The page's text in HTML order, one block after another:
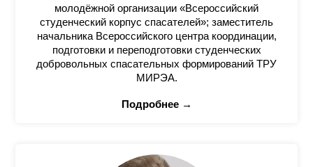
молодёжной организации «Всероссийский
студенческий корпус спасателей»; заместитель
начальника Всероссийского центра координации,
подготовки и переподготовки студенческих
добровольных спасательных формирований ТРУ
МИРЭА.
Подробнее →